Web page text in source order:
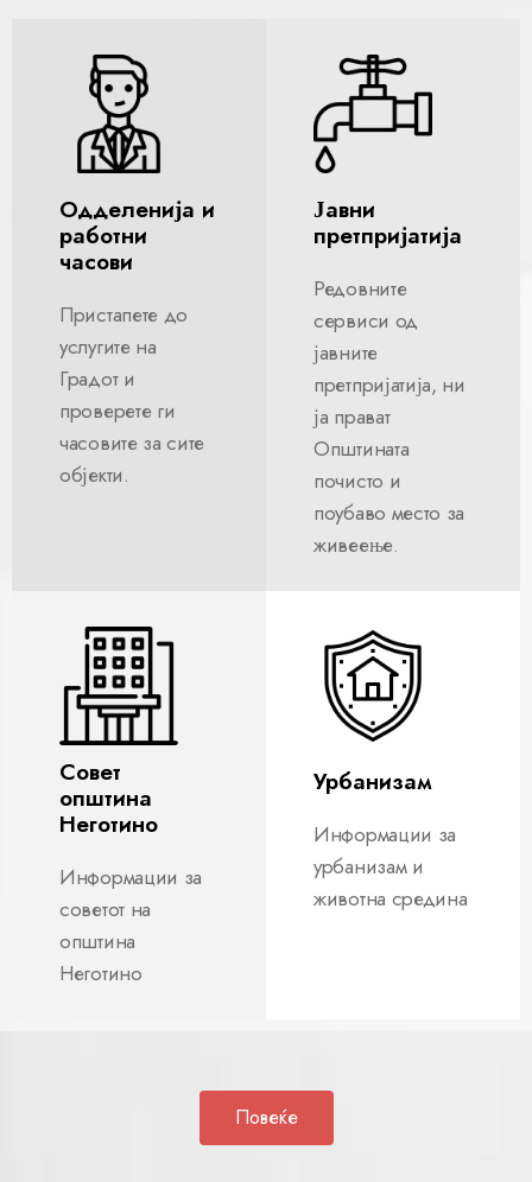
Одделенија и
работни
часови
Пристапете до
услугите на
Градот и
проверете ги
часовите за сите
објекти.
Јавни
претпријатија
Редовните
сервиси од
јавните
претпријатија, ни
ја прават
Општината
почисто и
поубаво место за
живеење.
Совет
општина
Неготино
Информации за
советот на
општина
Неготино
Урбанизам
Информации за
урбанизам и
животна средина
Повеќе